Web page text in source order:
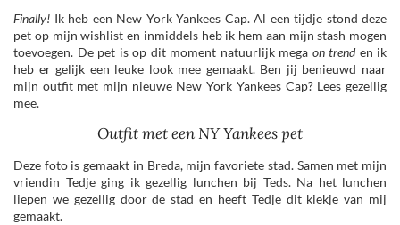
Finally! Ik heb een New York Yankees Cap. Al een tijdje stond deze
pet op mijn wishlist en inmiddels heb ik hem aan mijn stash mogen
toevoegen. De pet is op dit moment natuurlijk mega on trenden ik
heb er gelijk een leuke look mee gemaakt. Ben jij benieuwd naar
mijn outfit met mijn nieuwe New York Yankees Cap? Lees gezellig
mee.
Outfit met een NY Yankees pet
Deze foto is gemaakt in Breda, mijn favoriete stad. Samen met mijn
vriendin Tedje ging ik gezellig lunchen bij Teds. Na het lunchen
liepen we gezellig door de stad en heeft Tedje dit kiekje van mij
gemaakt.